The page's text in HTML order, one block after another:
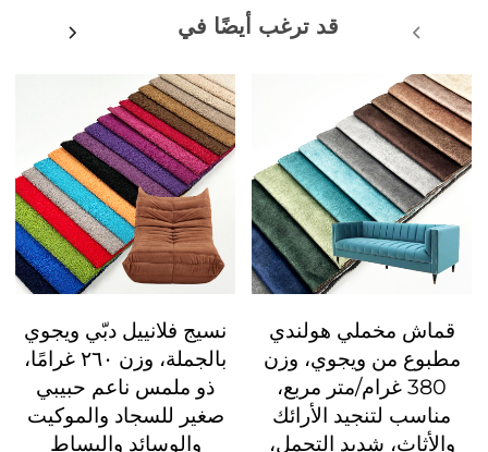
قد ترغب أيضًا في
قماش مخملي هولندي
مطبوع من ويجوي، وزن
380 غرام/متر مربع،
مناسب لتنجيد الأرائك
والأثاث، شديد التحمل،
نسيج فلانييل دبّي ويجوي
بالجملة، وزن ٢٦٠ غرامًا،
ذو ملمس ناعم حبيبي
صغير للسجاد والموكيت
والوسائد والبساط